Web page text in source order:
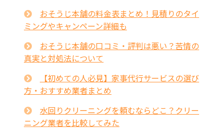
おそうじ本舗の料金表まとめ！見積りのタイ
ミングやキャンペーン詳細も
おそうじ本舗の口コミ・評判は悪い？苦情の
真実と対処法について
【初めての人必見】家事代行サービスの選び
方・おすすめ業者まとめ
水回りクリーニングを頼むならどこ？クリー
ニング業者を比較してみた